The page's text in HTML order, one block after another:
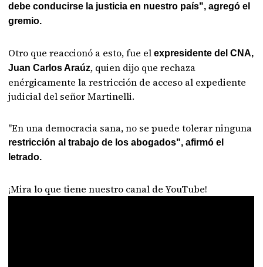
debe conducirse la justicia en nuestro país", agregó el
gremio.
Otro que reaccionó a esto, fue el expresidente del CNA,
Juan Carlos Araúz, quien dijo que rechaza
enérgicamente la restricción de acceso al expediente
judicial del señor Martinelli.
"En una democracia sana, no se puede tolerar ninguna
restricción al trabajo de los abogados", afirmó el
letrado.
¡Mira lo que tiene nuestro canal de YouTube!